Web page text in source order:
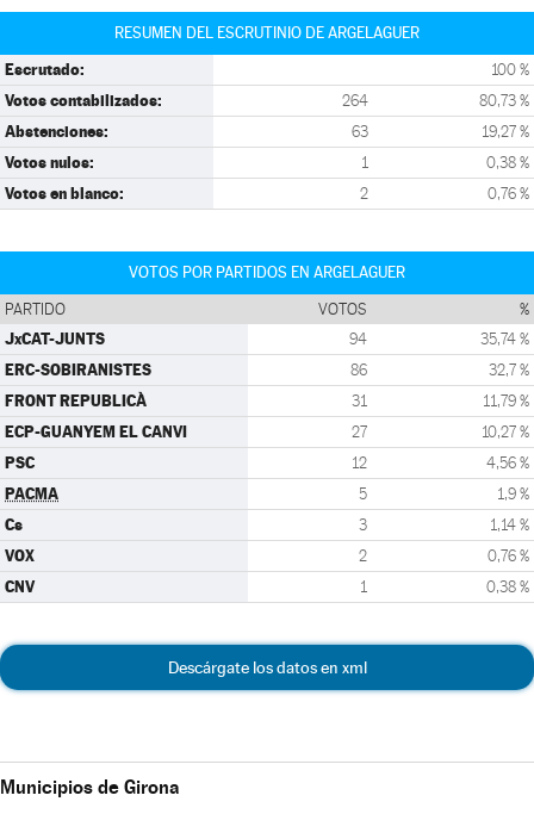
RESUMEN DEL ESCRUTINIO DE ARGELAGUER
Escrutado: 100 %
Votos contabilizados: 264 80,73 %
Abstenciones: 63 19,27 %
Votos nulos: 1 0,38 %
Votos en blanco: 2 0,76 %
VOTOS POR PARTIDOS EN ARGELAGUER
PARTIDO VOTOS %
JxCAT-JUNTS 94 35,74 %
ERC-SOBIRANISTES 86 32,7 %
FRONT REPUBLICÀ 31 11,79 %
ECP-GUANYEM EL CANVI 27 10,27 %
PSC 12 4,56 %
PACMA 5 1,9 %
Cs 3 1,14 %
VOX 2 0,76 %
CNV 1 0,38 %
Descárgate los datos en xml
Municipios de Girona